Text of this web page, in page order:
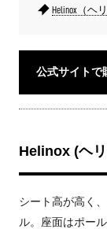
Helinox（ヘ
公式サイトで
Helinox (ヘ
シート高が高く
ル。座面はポー